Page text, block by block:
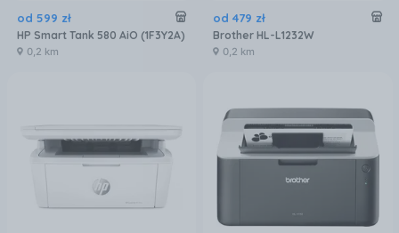
od 599 zł
HP Smart Tank 580 AiO (1F3Y2A)
0,2 km
od 479 zł
Brother HL-L1232W
0,2 km